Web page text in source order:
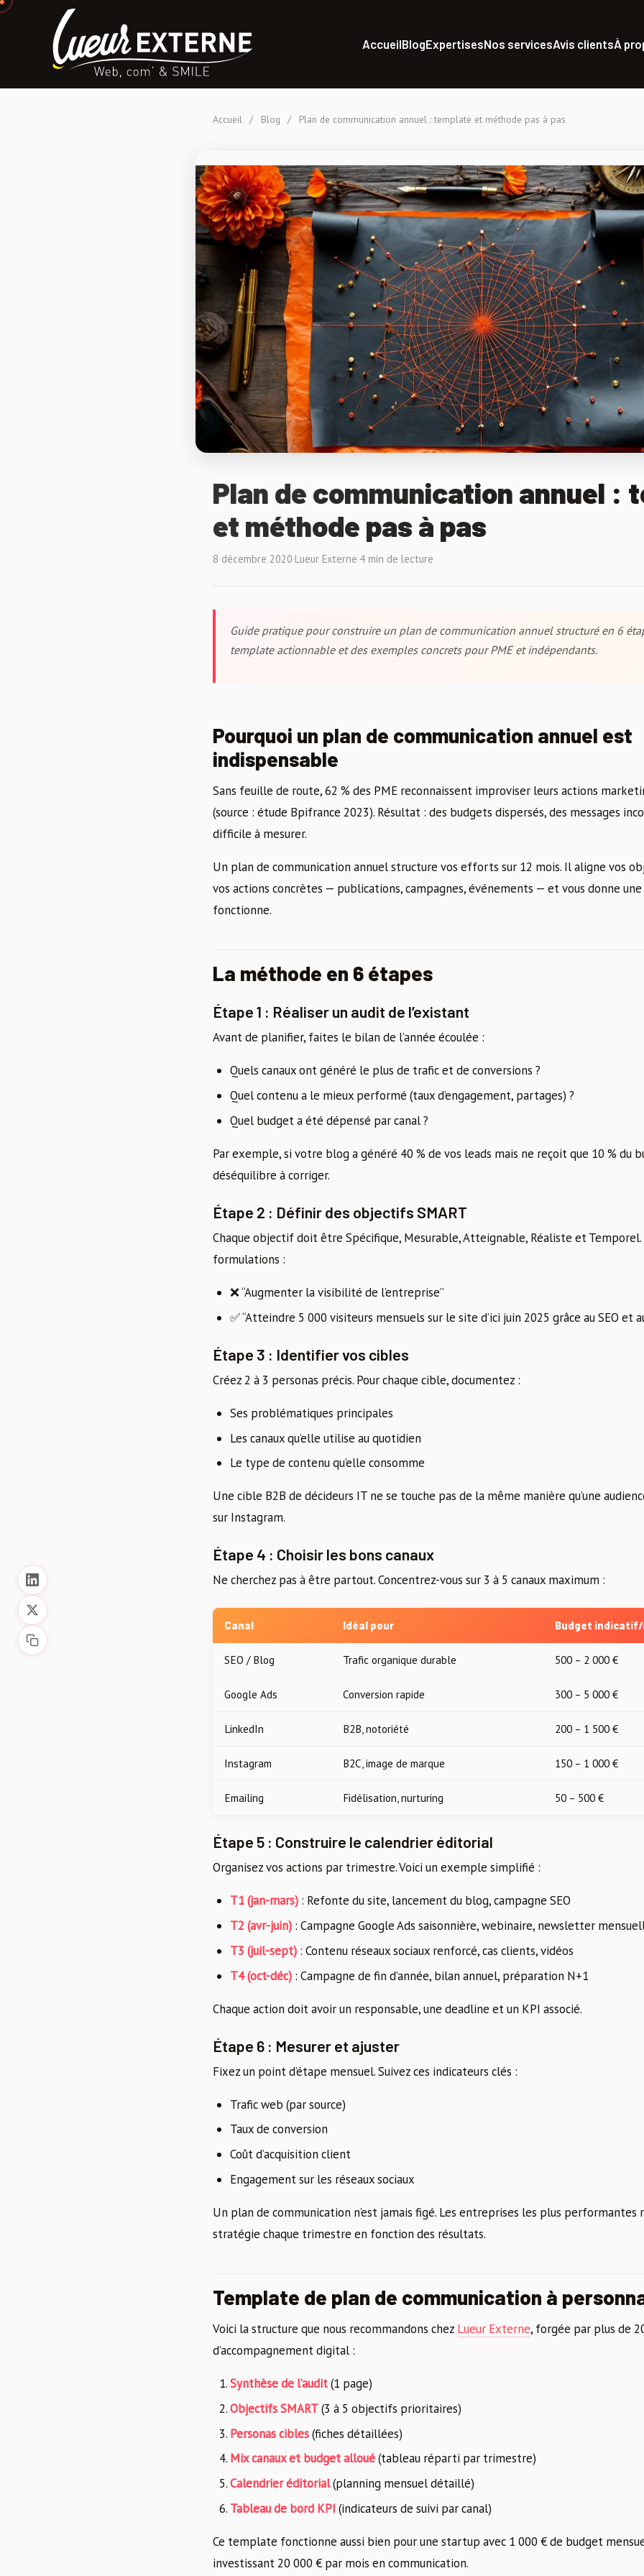
AccueilBlogExpertisesNos servicesAvis clientsÀ
Accueil / Blog / Plan de communication annuel : template et méthode pas à pas
Plan de communication annuel :
et méthode pas à pas
8 décembre 2020·Lueur Externe·4 min de lecture
Guide pratique pour construire un plan de communication annuel structuré en 6
template actionnable et des exemples concrets pour PME et indépendants.
Pourquoi un plan de communication annuel est
indispensable
Sans feuille de route, 62 % des PME reconnaissent improviser leurs actions
(source : étude Bpifrance 2023). Résultat : des budgets dispersés, des messages
difficile à mesurer.
Un plan de communication annuel structure vos efforts sur 12 mois. Il aligne vos
vos actions concrètes — publications, campagnes, événements — et vous donne
fonctionne.
La méthode en 6 étapes
Étape 1 : Réaliser un audit de l’existant
Avant de planifier, faites le bilan de l’année écoulée :
Quels canaux ont généré le plus de trafic et de conversions ?
Quel contenu a le mieux performé (taux d’engagement, partages) ?
Quel budget a été dépensé par canal ?
Par exemple, si votre blog a généré 40 % de vos leads mais ne reçoit que 10 % du
déséquilibre à corriger.
Étape 2 : Définir des objectifs SMART
Chaque objectif doit être Spécifique, Mesurable, Atteignable, Réaliste et Temporel.
formulations :
❌ “Augmenter la visibilité de l’entreprise”
✅ “Atteindre 5 000 visiteurs mensuels sur le site d’ici juin 2025 grâce au SEO et
Étape 3 : Identifier vos cibles
Créez 2 à 3 personas précis. Pour chaque cible, documentez :
Ses problématiques principales
Les canaux qu’elle utilise au quotidien
Le type de contenu qu’elle consomme
Une cible B2B de décideurs IT ne se touche pas de la même manière qu’une
sur Instagram.
Étape 4 : Choisir les bons canaux
Ne cherchez pas à être partout. Concentrez-vous sur 3 à 5 canaux maximum :
Canal Idéal pour Budget indicatif/
SEO / Blog Trafic organique durable 500 – 2 000 €
Google Ads Conversion rapide 300 – 5 000 €
LinkedIn B2B, notoriété 200 – 1 500 €
Instagram B2C, image de marque 150 – 1 000 €
Emailing Fidélisation, nurturing 50 – 500 €
Étape 5 : Construire le calendrier éditorial
Organisez vos actions par trimestre. Voici un exemple simplifié :
T1 (jan-mars) : Refonte du site, lancement du blog, campagne SEO
T2 (avr-juin) : Campagne Google Ads saisonnière, webinaire, newsletter
T3 (juil-sept) : Contenu réseaux sociaux renforcé, cas clients, vidéos
T4 (oct-déc) : Campagne de fin d’année, bilan annuel, préparation N+1
Chaque action doit avoir un responsable, une deadline et un KPI associé.
Étape 6 : Mesurer et ajuster
Fixez un point d’étape mensuel. Suivez ces indicateurs clés :
Trafic web (par source)
Taux de conversion
Coût d’acquisition client
Engagement sur les réseaux sociaux
Un plan de communication n’est jamais figé. Les entreprises les plus performantes
stratégie chaque trimestre en fonction des résultats.
Template de plan de communication à
Voici la structure que nous recommandons chez Lueur Externe, forgée par plus de
d’accompagnement digital :
Synthèse de l’audit(1 page)
Objectifs SMART(3 à 5 objectifs prioritaires)
Personas cibles(fiches détaillées)
Mix canaux et budget alloué(tableau réparti par trimestre)
Calendrier éditorial(planning mensuel détaillé)
Tableau de bord KPI (indicateurs de suivi par canal)
Ce template fonctionne aussi bien pour une startup avec 1 000 € de budget
investissant 20 000 € par mois en communication.